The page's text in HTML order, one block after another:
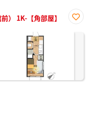
） 1K-【角部屋】
に入